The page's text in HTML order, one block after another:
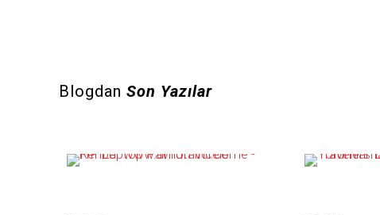
Blogdan Son Yazılar